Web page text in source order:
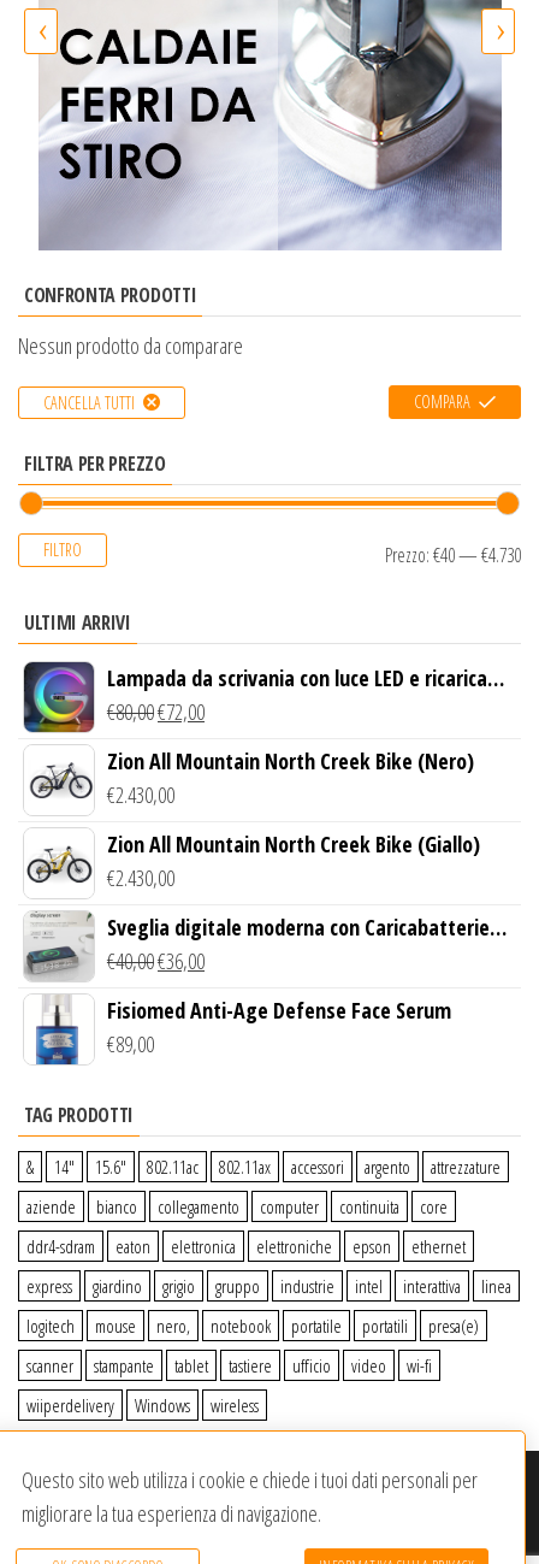
‹ ›
CONFRONTA PRODOTTI
Nessun prodotto da comparare
CANCELLA TUTTI COMPARA
FILTRA PER PREZZO
FILTRO Prezzo:€40—€4.730
ULTIMI ARRIVI
Lampada da scrivania con luce LED e ricarica
wireless
€80,00€72,00
Zion All Mountain North Creek Bike (Nero)
€2.430,00
Zion All Mountain North Creek Bike (Giallo)
€2.430,00
Sveglia digitale moderna con Caricabatterie
Wireless Qi
€40,00€36,00
Fisiomed Anti-Age Defense Face Serum
€89,00
TAG PRODOTTI
& 14″ 15.6″ 802.11ac 802.11ax accessori argento
attrezzature
aziende
bianco collegamento computer continuita
core
ddr4-sdram
eaton elettronica elettroniche epson
ethernet
express
giardino grigio gruppo industrie intel interattiva
linea
logitech
mouse nero, notebook portatile portatili
presa(e)
scanner
stampante tablet tastiere ufficio video
wi-fi
wiiperdelivery
Windows wireless
© 2020-2023Wiiper Store . Tutti i diritti riservati|Offerto da:
Dracma Service S.R.L.
Questo sito web utilizza i cookie e chiede i tuoi dati personali per
migliorare la tua esperienza di navigazione.